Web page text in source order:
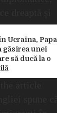
Ucraina, Papa
găsirea unei
să ducă la o